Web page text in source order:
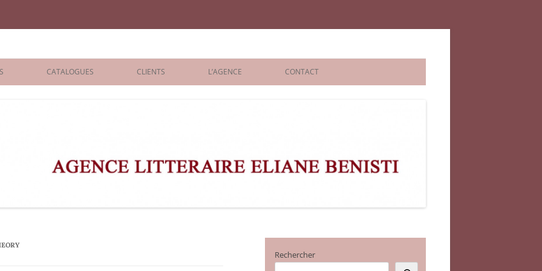
Benisti
CATALOGUES CLIENTS L’AGENCE CONTACT
Rechercher